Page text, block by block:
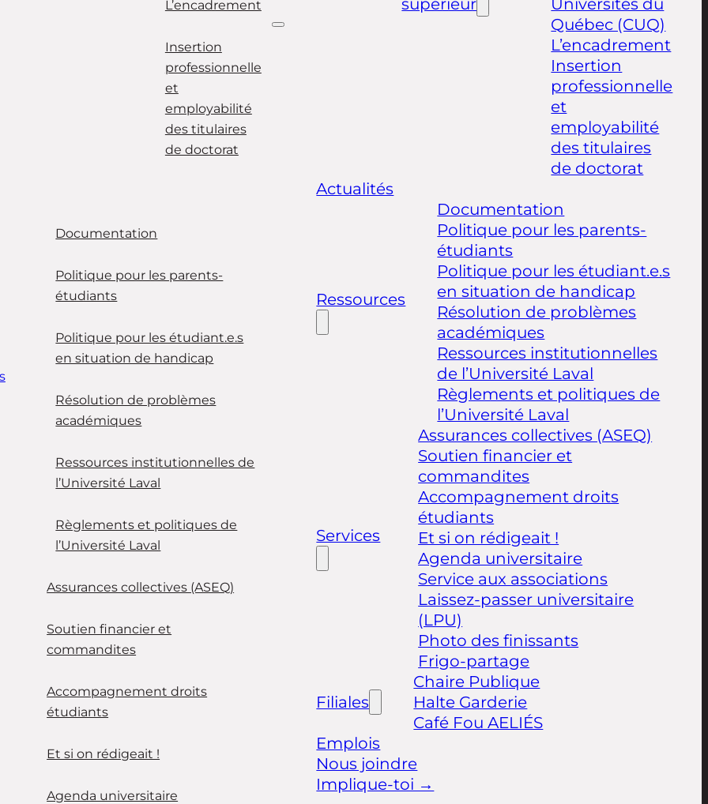
L’encadrement
Insertion
professionnelle
et
employabilité
des titulaires
de doctorat
Documentation
Politique pour les parents-
étudiants
Politique pour les étudiant.e.s
en situation de handicap
Résolution de problèmes
académiques
Ressources institutionnelles de
l’Université Laval
Règlements et politiques de
l’Université Laval
Assurances collectives (ASEQ)
Soutien financier et
commandites
Accompagnement droits
étudiants
Et si on rédigeait !
Agenda universitaire
supérieur
Universités du
Québec (CUQ)
L’encadrement
Insertion
professionnelle
et
employabilité
des titulaires
de doctorat
Actualités
Ressources
Documentation
Politique pour les parents-
étudiants
Politique pour les étudiant.e.s
en situation de handicap
Résolution de problèmes
académiques
Ressources institutionnelles
de l’Université Laval
Règlements et politiques de
l’Université Laval
Services
Assurances collectives (ASEQ)
Soutien financier et
commandites
Accompagnement droits
étudiants
Et si on rédigeait !
Agenda universitaire
Service aux associations
Laissez-passer universitaire
(LPU)
Photo des finissants
Frigo-partage
Filiales
Chaire Publique
Halte Garderie
Café Fou AELIÉS
Emplois
Nous joindre
Implique-toi →